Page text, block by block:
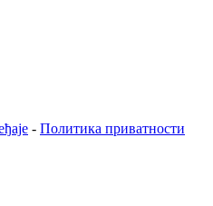
- Политика приватности